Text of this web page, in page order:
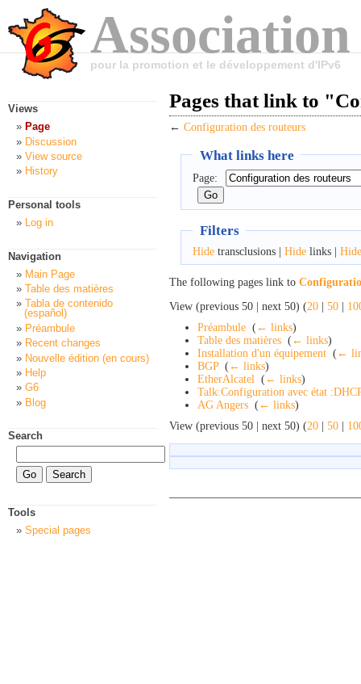
pour la promotion et le développement d'IPv6
Pages that link to
← Configuration des routeurs
What links here
Page:
Filters
Hidetransclusions | Hidelinks | Hide
The following pages link to
View (previous 50 | next 50) (20 | 50 |
Préambule ( ← links)
Table des matières ( ← links)
Installation d'un équipement ( ←
BGP‎ ( ← links)
EtherAlcatel ( ← links)
Talk:Configuration avec état
AG Angers ( ← links)
View (previous 50 | next 50) (20 | 50 |
Views
Page
Discussion
View source
History
Personal tools
Log in
Navigation
Main Page
Table des matières
Tabla de contenido
(español)
Préambule
Recent changes
Nouvelle édition (en cours)
Help
G6
Blog
Search
Tools
Special pages